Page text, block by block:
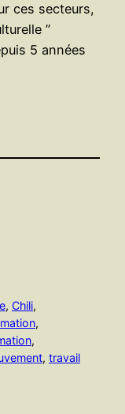
ces secteurs,
”
5 années
, Chili
, travail